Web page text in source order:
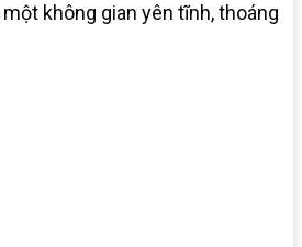
không gian yên tĩnh, thoáng